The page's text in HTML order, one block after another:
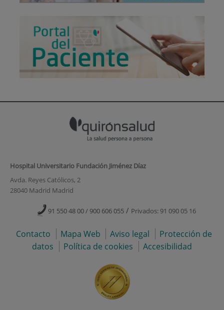
Hospital Universitario Fundación Jiménez Díaz
Avda. Reyes Católicos, 2
28040 Madrid Madrid
91 550 48 00 / 900 606 055 / Privados: 91 090 05 16
Contacto Mapa Web Aviso legal
Protección de
datos
Política de cookies Accesibilidad